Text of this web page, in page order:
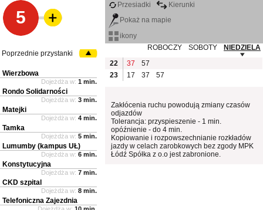
5
Przesiadki
Kierunki
Pokaż na mapie
ikony
ROBOCZY
SOBOTY
NIEDZIELA
22
37
57
23
17 37 57
Zakłócenia ruchu powodują zmiany czasów
odjazdów
Tolerancja: przyspieszenie - 1 min.
opóźnienie - do 4 min.
Kopiowanie i rozpowszechnianie rozkładów
jazdy w celach zarobkowych bez zgody MPK
Łódź Spółka z o.o jest zabronione.
Poprzednie przystanki
Wierzbowa
Dojeżdża w: 1 min.
Rondo Solidarności
Dojeżdża w: 3 min.
Matejki
Dojeżdża w: 4 min.
Tamka
Dojeżdża w: 5 min.
Lumumby (kampus UŁ)
Dojeżdża w: 6 min.
Konstytucyjna
Dojeżdża w: 7 min.
CKD szpital
Dojeżdża w: 8 min.
Telefoniczna Zajezdnia